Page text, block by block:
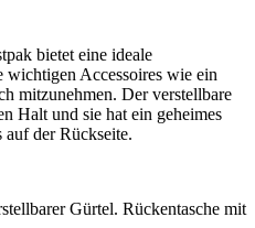
bietet eine ideale
Accessoires wie ein
mitzunehmen. Der verstellbare
Halt und sie hat ein geheimes
auf der Rückseite.
Gürtel. Rückentasche mit